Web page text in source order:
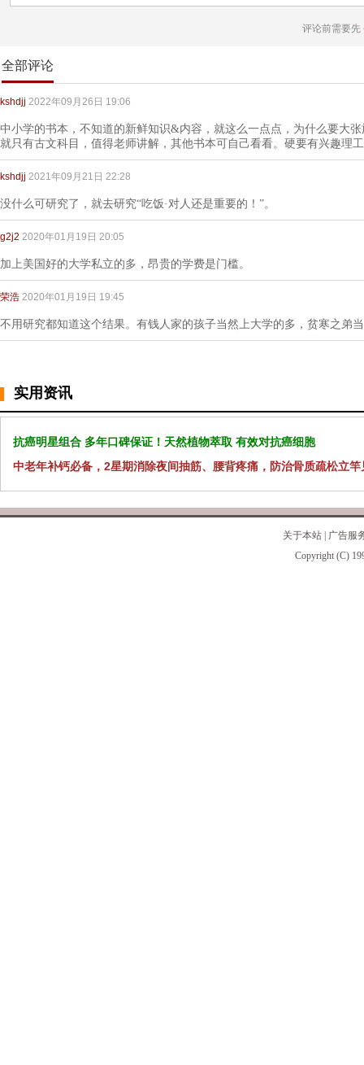
评论前需要先
全部评论
kshdjj 2022年09月26日 19:06
中小学的书本，不知道的新鲜知识&内容，就这么一点点，为什么要大
就只有古文科目，值得老师讲解，其他书本可自己看看。硬要有兴趣理
kshdjj 2021年09月21日 22:28
没什么可研究了，就去研究“吃饭·对人还是重要的！”。
g2j2 2020年01月19日 20:05
加上美国好的大学私立的多，昂贵的学费是门槛。
荣浩 2020年01月19日 19:45
不用研究都知道这个结果。有钱人家的孩子当然上大学的多，贫寒之弟
实用资讯
抗癌明星组合 多年口碑保证！天然植物萃取 有效对抗癌细胞
中老年补钙必备，2星期消除夜间抽筋、腰背疼痛，防治骨质疏松立竿
关于本站
广告服
Copyright (C)